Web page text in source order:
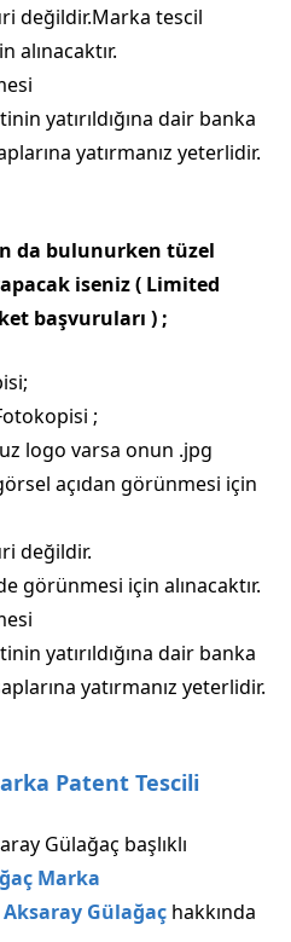
değildir.Marka tescil
alınacaktır.
yatırıldığına dair banka
yatırmanız yeterlidir.
da bulunurken tüzel
iseniz ( Limited
başvuruları ) ;
;
logo varsa onun .jpg
açıdan görünmesi için
değildir.
görünmesi için alınacaktır.
yatırıldığına dair banka
yatırmanız yeterlidir.
Patent Tescili
Gülağaç başlıklı
Marka
Gülağaç hakkında